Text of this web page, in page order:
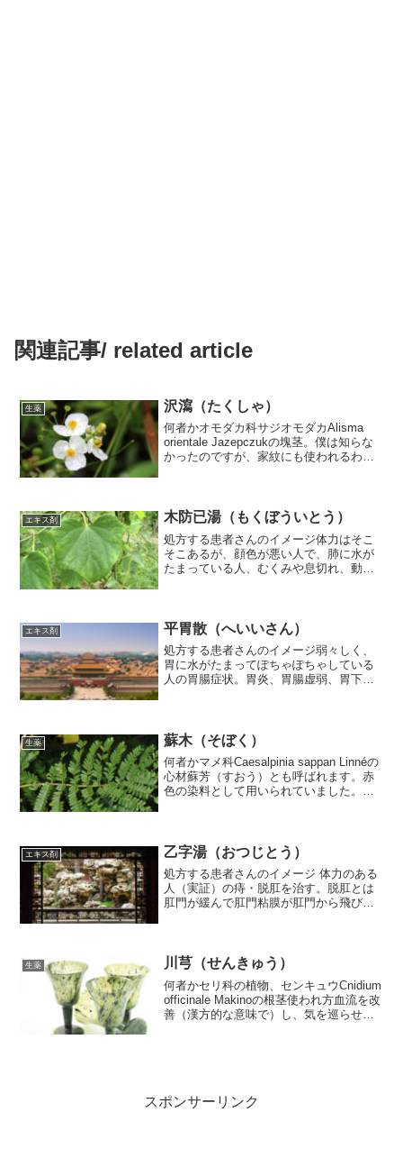
関連記事/ related article
生薬 沢瀉（たくしゃ）
何者かオモダカ科サジオモダカAlisma
orientale Jazepczukの塊茎。僕は知らな
かったのですが、家紋にも使われるわり
用）...
エキス剤 木防已湯（もくぼういとう）
処方する患者さんのイメージ体力はそこ
そこあるが、顔色が悪い人で、肺に水が
たまっている人、むくみや息切れ、動悸
ているのは防已です。心不...
エキス剤 平胃散（へいいさん）
処方する患者さんのイメージ弱々しく、
胃に水がたまってぽちゃぽちゃしている
人の胃腸症状。胃炎、胃腸虚弱、胃下
機能回復、調子を整える効果...
生薬 蘇木（そぼく）
何者かマメ科Caesalpinia sappan Linnéの
心材蘇芳（すおう）とも呼ばれます。赤
色の染料として用いられていました。使
エキス剤 乙字湯（おつじとう）
処方する患者さんのイメージ 体力のある
人（実証）の痔・脱肛を治す。脱肛とは
肛門が緩んで肛門粘膜が肛門から飛び出
しますが。。。入って...
生薬 川芎（せんきゅう）
何者かセリ科の植物、センキュウCnidium
officinale Makinoの根茎使われ方血流を改
善（漢方的な意味で）し、気を巡らせて
スポンサーリンク